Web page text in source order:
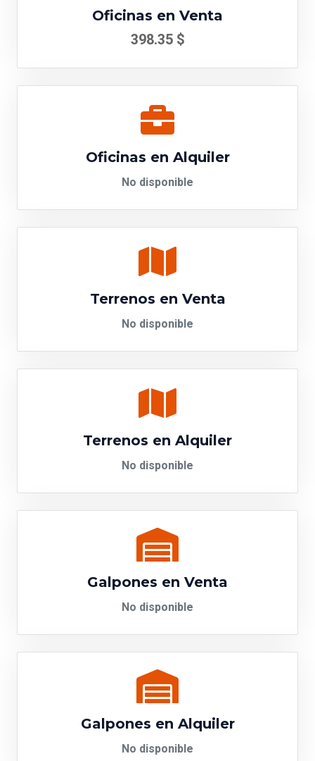
Oficinas en Venta
398.35 $
Oficinas en Alquiler
No disponible
Terrenos en Venta
No disponible
Terrenos en Alquiler
No disponible
Galpones en Venta
No disponible
Galpones en Alquiler
No disponible